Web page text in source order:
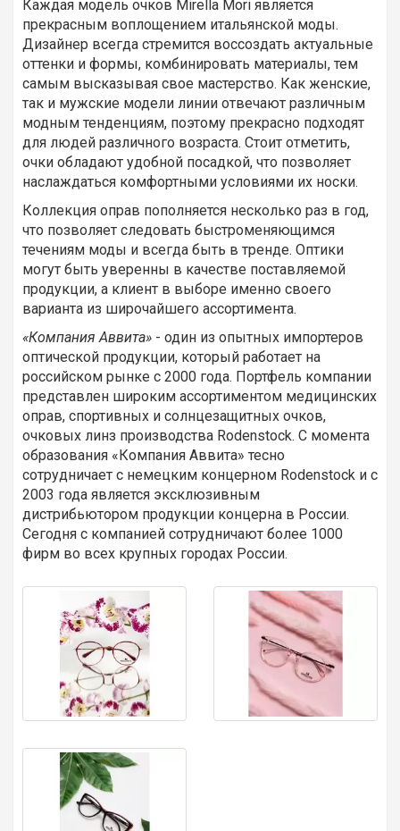
Каждая модель очков Mirella Mori является
прекрасным воплощением итальянской моды.
Дизайнер всегда стремится воссоздать актуальные
оттенки и формы, комбинировать материалы, тем
самым высказывая свое мастерство. Как женские,
так и мужские модели линии отвечают различным
модным тенденциям, поэтому прекрасно подходят
для людей различного возраста. Стоит отметить,
очки обладают удобной посадкой, что позволяет
наслаждаться комфортными условиями их носки.
Коллекция оправ пополняется несколько раз в год,
что позволяет следовать быстроменяющимся
течениям моды и всегда быть в тренде. Оптики
могут быть уверенны в качестве поставляемой
продукции, а клиент в выборе именно своего
варианта из широчайшего ассортимента.
«Компания Аввита» - один из опытных импортеров
оптической продукции, который работает на
российском рынке с 2000 года. Портфель компании
представлен широким ассортиментом медицинских
оправ, спортивных и солнцезащитных очков,
очковых линз производства Rodenstock. С момента
образования «Компания Аввита» тесно
сотрудничает с немецким концерном Rodenstock и с
2003 года является эксклюзивным
дистрибьютором продукции концерна в России.
Сегодня с компанией сотрудничают более 1000
фирм во всех крупных городах России.